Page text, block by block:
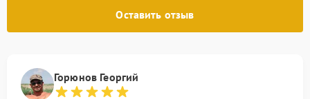
Оставить отзыв
Горюнов Георгий